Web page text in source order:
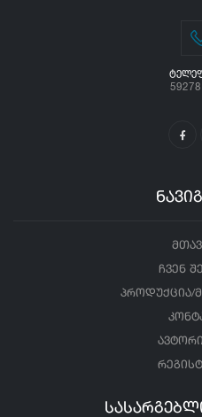
ჩვენ
პროდუქცია/